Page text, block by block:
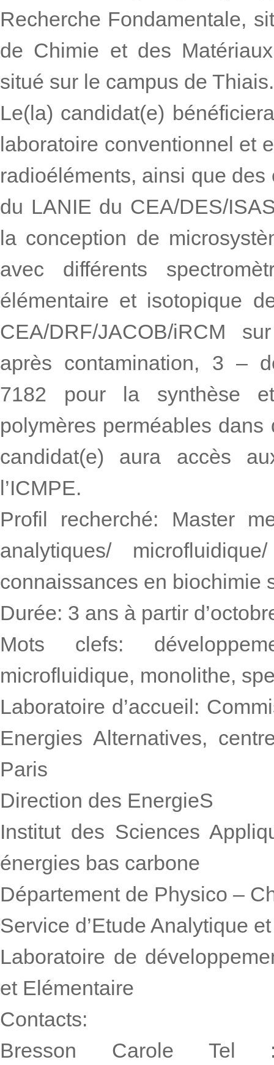
Recherche Fondamentale,
de Chimie et des
situé sur le campus de Thiais.
Le(la) candidat(e)
laboratoire conventionnel et
radioéléments, ainsi que des
du LANIE du CEA/DES/
la conception de
avec différents
élémentaire et isotopique
CEA/DRF/JACOB/iRCM
après contamination, 3 –
7182 pour la synthèse
polymères perméables
candidat(e) aura accès
l’ICMPE.
Profil recherché: Master
analytiques/
connaissances en biochimie
Durée: 3 ans à partir
Mots clefs:
microfluidique, monolithe,
Laboratoire d’accueil:
Energies Alternatives,
Paris
Direction des EnergieS
Institut des Sciences
énergies bas carbone
Département de Physico –
Service d’Etude Analytique
Laboratoire de
et Elémentaire
Contacts:
Bresson Carole Tel